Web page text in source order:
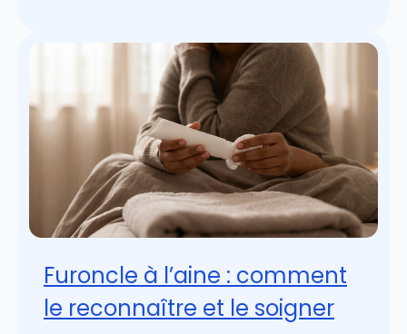
Furoncle à l’aine : comment
le reconnaître et le soigner